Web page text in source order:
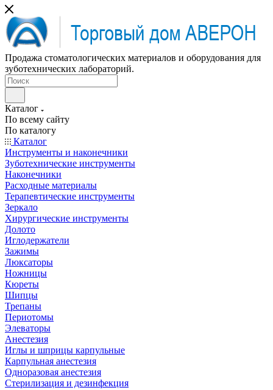
Продажа стоматологических материалов и оборудования для
зуботехнических лабораторий.
Каталог
По всему сайту
По каталогу
Каталог
Инструменты и наконечники
Зуботехнические инструменты
Наконечники
Расходные материалы
Терапевтические инструменты
Зеркало
Хирургические инструменты
Долото
Иглодержатели
Зажимы
Люксаторы
Ножницы
Кюреты
Шипцы
Трепаны
Периотомы
Элеваторы
Анестезия
Иглы и шприцы карпульные
Карпульная анестезия
Одноразовая анестезия
Стерилизация и дезинфекция